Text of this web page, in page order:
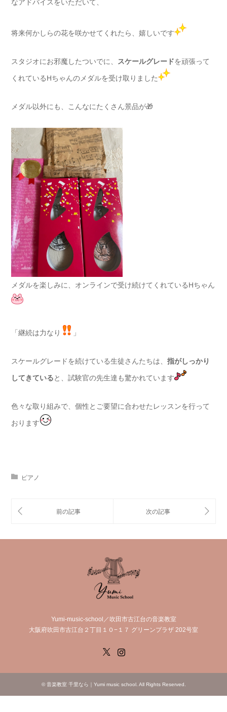
なアドバイスをいただいて、
将来何かしらの花を咲かせてくれたら、嬉しいです
スタジオにお邪魔したついでに、 スケールグレードを頑張って
くれているHちゃんのメダルを受け取りました
メダル以外にも、こんなにたくさん景品が🎁
メダルを楽しみに、オンラインで受け続けてくれているHちゃん
「継続は力なり 」
スケールグレードを続けている生徒さんたちは、 指がしっかり
してきていると、試験官の先生達も驚かれています
色々な取り組みで、個性とご要望に合わせたレッスンを行って
おります
ピアノ
Yumi-music-school／吹田市古江台の音楽教室
大阪府吹田市古江台２丁目１０−１７ グリーンプラザ 202号室
© 音楽教室 千里なら｜Yumi music school. All Rights Reserved.